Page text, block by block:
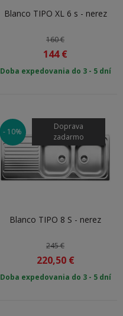
Blanco TIPO XL 6 s - nerez
160 €
144 €
Doba expedovania do 3 - 5 dní
- 10%
Doprava
zadarmo
Blanco TIPO 8 S - nerez
245 €
220,50 €
Doba expedovania do 3 - 5 dní